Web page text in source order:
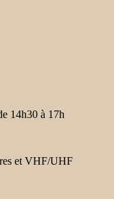
14h30 à 17h
et VHF/UHF